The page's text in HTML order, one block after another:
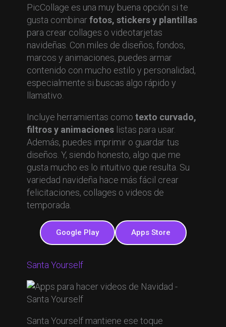
PicCollage es una muy buena opción si te
gusta combinarfotos, stickers y plantillas
para crear collages o videotarjetas
navideñas. Con miles de diseños, fondos,
marcos y animaciones, puedes armar
contenido con mucho estilo y personalidad,
especialmente si buscas algo rápido y
llamativo.
Incluye herramientas como texto curvado,
filtros y animacioneslistas para usar.
Además, puedes imprimir o guardar tus
diseños. Y, siendo honesto, algo que me
gusta mucho es lo intuitivo que resulta. Su
variedad navideña hace más fácil crear
felicitaciones, collages o videos de
temporada.
Google Play Apps Store
Santa Yourself
Santa Yourself mantiene ese toque